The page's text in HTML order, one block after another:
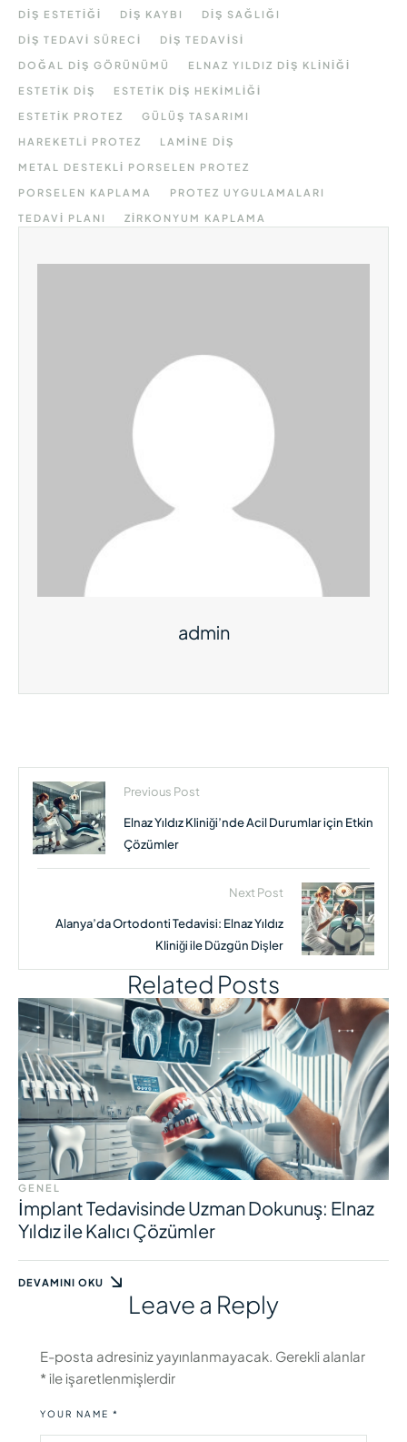
DIŞ ESTETIĞI DIŞ KAYBI DIŞ SAĞLIĞI
DIŞ TEDAVI SÜRECI DIŞ TEDAVISI
DOĞAL DIŞ GÖRÜNÜMÜ ELNAZ YILDIZ DIŞ KLINIĞI
ESTETIK DIŞ ESTETIK DIŞ HEKIMLIĞI
ESTETIK PROTEZ GÜLÜŞ TASARIMI
HAREKETLI PROTEZ LAMINE DIŞ
METAL DESTEKLI PORSELEN PROTEZ
PORSELEN KAPLAMA PROTEZ UYGULAMALARI
TEDAVI PLANI ZIRKONYUM KAPLAMA
admin
Previous Post
Elnaz Yıldız Kliniği’nde Acil Durumlar için Etkin
Çözümler
Next Post
Alanya’da Ortodonti Tedavisi: Elnaz Yıldız
Kliniği ile Düzgün Dişler
Related Posts
GENEL
İmplant Tedavisinde Uzman Dokunuş: Elnaz
Yıldız ile Kalıcı Çözümler
DEVAMINI OKU
Leave a Reply
E-posta adresiniz yayınlanmayacak. Gerekli alanlar
* ile işaretlenmişlerdir
YOUR NAME *